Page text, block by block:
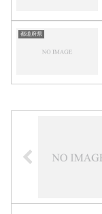
都道府県